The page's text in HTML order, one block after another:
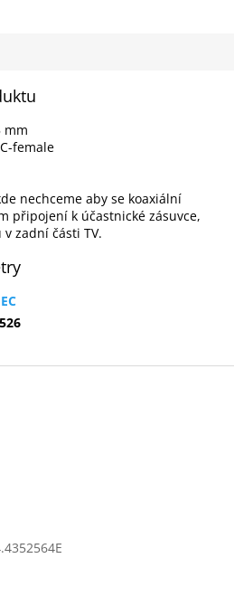
mm
female
nechceme aby se koaxiální
připojení k účastnické zásuvce,
zadní části TV.